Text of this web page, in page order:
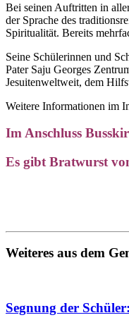
Bei seinen Auftritten in
der Sprache des
Spiritualität. Bereits
Seine Schülerinnen und
Pater Saju Georges
Jesuitenweltweit, dem
Weitere Informationen im
Im Anschluss
Es gibt Bratwurst
Weiteres aus dem
Segnung der